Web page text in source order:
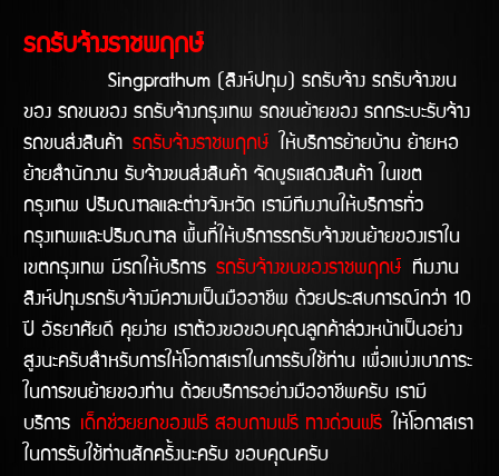
รถรับจ้างราชพฤกษ์
Singprathum (สิงห์ปทุม) รถรับจ้าง รถรับจ้างขน
ของ รถขนของ รถรับจ้างกรุงเทพ รถขนย้ายของ รถกระบะรับจ้าง
รถขนส่งสินค้า รถรับจ้างราชพฤกษ์ ให้บริการย้ายบ้าน ย้ายหอ
ย้ายสำนักงาน รับจ้างขนส่งสินค้า จัดบูธแสดงสินค้า ในเขต
กรุงเทพ ปริมณฑลและต่างจังหวัด เรามีทีมงานให้บริการทั่ว
กรุงเทพและปริมณฑล พื้นที่ให้บริการรถรับจ้างขนย้ายของเราใน
เขตกรุงเทพ มีรถให้บริการ รถรับจ้างขนของราชพฤกษ์ ทีมงาน
สิงห์ปทุมรถรับจ้างมีความเป็นมืออาชีพ ด้วยประสบการณ์กว่า 10
ปี อัธยาศัยดี คุยง่าย เราต้องขอขอบคุณลูกค้าล่วงหน้าเป็นอย่าง
สูงนะครับสำหรับการให้โอกาสเราในการรับใช้ท่าน เพื่อแบ่งเบาภาระ
ในการขนย้ายของท่าน ด้วยบริการอย่างมืออาชีพครับ เรามี
บริการ
เด็กช่วยยกของฟรี สอบถามฟรี ทางด่วนฟรี ให้โอกาสเรา
ในการรับใช้ท่านสักครั้งนะครับ ขอบคุณครับ